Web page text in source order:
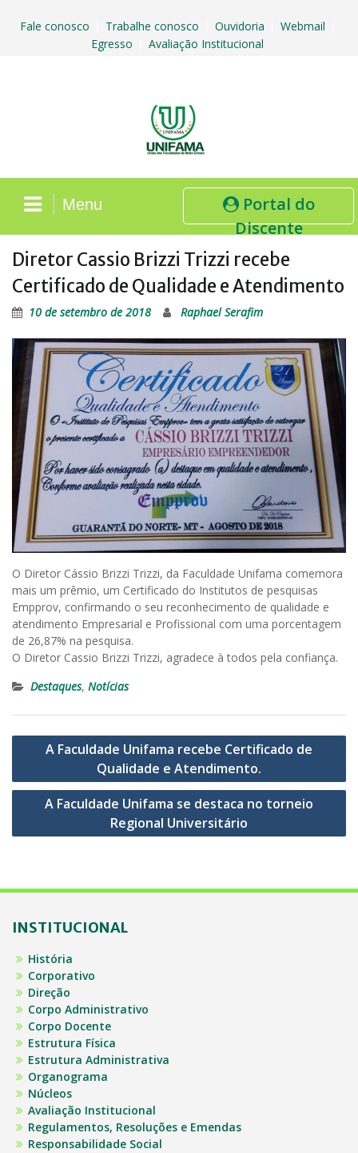
Fale conosco Trabalhe conosco Ouvidoria Webmail
Egresso Avaliação Institucional
Portal do
Discente
Menu
Diretor Cassio Brizzi Trizzi recebe
Certificado de Qualidade e Atendimento
10 de setembro de 2018 Raphael Serafim
O Diretor Cássio Brizzi Trizzi, da Faculdade Unifama comemora
mais um prêmio, um Certificado do Institutos de pesquisas
Empprov, confirmando o seu reconhecimento de qualidade e
atendimento Empresarial e Profissional com uma porcentagem
de 26,87% na pesquisa.
O Diretor Cassio Brizzi Trizzi, agradece à todos pela confiança.
Destaques, Notícias
Navegação
Post
A Faculdade Unifama recebe Certificado de
Qualidade e Atendimento.
A Faculdade Unifama se destaca no torneio
Regional Universitário
INSTITUCIONAL
História
Corporativo
Direção
Corpo Administrativo
Corpo Docente
Estrutura Física
Estrutura Administrativa
Organograma
Núcleos
Avaliação Institucional
Regulamentos, Resoluções e Emendas
Responsabilidade Social